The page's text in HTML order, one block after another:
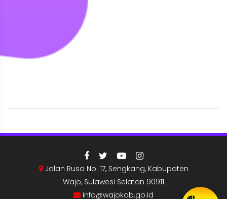
Jalan Rusa No. 17, Sengkang, Kabupaten
Wajo, Sulawesi Selatan 90911
info@wajokab.go.id